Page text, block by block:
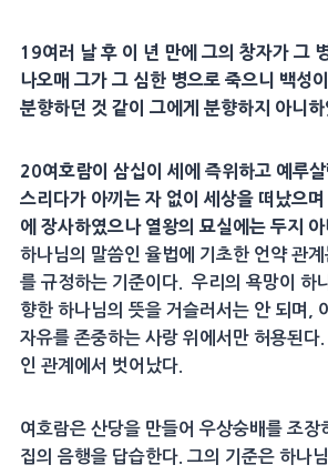
19여러 날 후 이 년 만에 그의 창자가 그
나오매 그가 그 심한 병으로 죽으니 백성
분향하던 것 같이 그에게 분향하지 아니하
20여호람이 삼십이 세에 즉위 하고 예루
스리다가 아끼는 자 없이 세상을 떠났으
에 장사하였으나 열왕의 묘실에는 두지
하나님의 말씀인 율법에 기초한 언약 관계
를 규정하는 기준이다. 우리의 욕망이 하
향한 하나님의 뜻을 거슬러서는 안 되며,
자유를 존중하는 사랑 위에서만 허용된다
인 관계에서 벗어났다.
여호람은 산당을 만들어 우상숭배를 조장
집의 음행을 답습한다. 그의 기준은 하나